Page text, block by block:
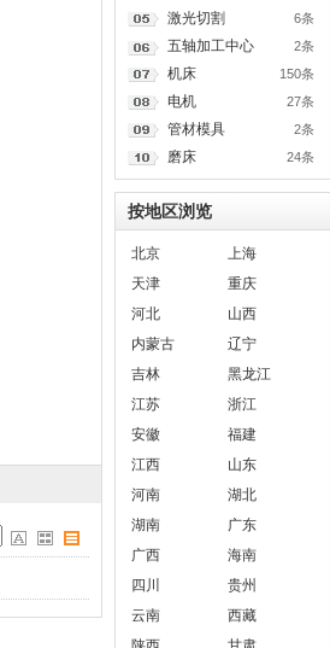
6条
激光切割
2条
五轴加工中心
150条
机床
27条
电机
2条
管材模具
24条
磨床
按地区浏览
北京
上海
天津
重庆
河北
山西
内蒙古
辽宁
吉林
黑龙江
江苏
浙江
安徽
福建
江西
山东
河南
湖北
湖南
广东
广西
海南
四川
贵州
云南
西藏